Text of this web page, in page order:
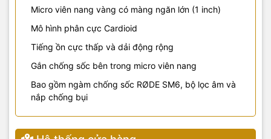
Micro viên nang vàng có màng ngăn lớn (1 inch)
Mô hình phân cực Cardioid
Tiếng ồn cực thấp và dải động rộng
Gắn chống sốc bên trong micro viên nang
Bao gồm ngàm chống sốc RØDE SM6, bộ lọc âm và
nắp chống bụi